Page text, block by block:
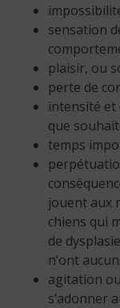
sensation
plaisir, ou
perte de
intensité et
que
temps
jouent aux
chiens qui
de
n’ont
agitation
s’adonner